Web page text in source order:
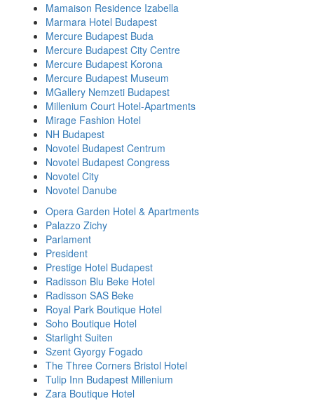
Mamaison Residence Izabella
Marmara Hotel Budapest
Mercure Budapest Buda
Mercure Budapest City Centre
Mercure Budapest Korona
Mercure Budapest Museum
MGallery Nemzeti Budapest
Millenium Court Hotel-Apartments
Mirage Fashion Hotel
NH Budapest
Novotel Budapest Centrum
Novotel Budapest Congress
Novotel City
Novotel Danube
Opera Garden Hotel & Apartments
Palazzo Zichy
Parlament
President
Prestige Hotel Budapest
Radisson Blu Beke Hotel
Radisson SAS Beke
Royal Park Boutique Hotel
Soho Boutique Hotel
Starlight Suiten
Szent Gyorgy Fogado
The Three Corners Bristol Hotel
Tulip Inn Budapest Millenium
Zara Boutique Hotel